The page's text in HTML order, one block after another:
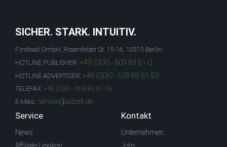
SICHER. STARK. INTUITIV.
Firstlead GmbH, Rosenfelder St. 15-16, 10315 Berlin
HOTLINE PUBLISHER: +49 (0)30 - 609 83 61-0
HOTLINE ADVERTISER: +49 (0)30 - 609 83 61-23
TELEFAX: +49 (0)30 - 609 83 61-99
E-MAIL: service@adcell.de
Service
News
Kontakt
Unternehmen